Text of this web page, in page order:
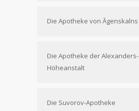
Die Apotheke von Āgenskalns
Die Apotheke der Alexanders-
Höheanstalt
Die Suvorov-Apotheke